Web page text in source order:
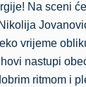
Na sceni
vrijeme
nastupi
ritmom i